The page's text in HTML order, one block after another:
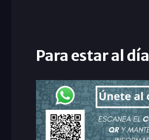
Para estar al día